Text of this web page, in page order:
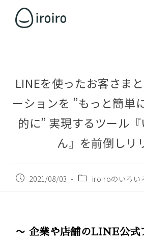
LINEを使ったお客さま
ーションを ”もっと簡単
的に” 実現するツール
ん』を前倒しリ
2021/08/03 iroiroのいろい
〜 企業や店舗のLINE公式